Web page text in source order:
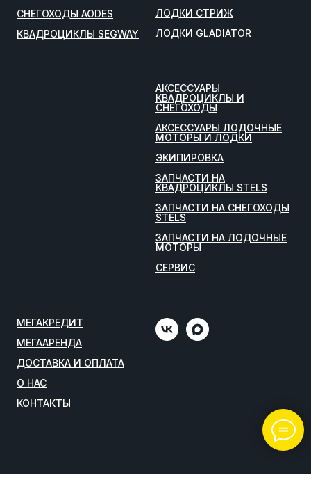
СНЕГОХОДЫ AODES
КВАДРОЦИКЛЫ SEGWAY
ЛОДКИ СТРИЖ
ЛОДКИ GLADIATOR
АКСЕССУАРЫ
КВАДРОЦИКЛЫ И
СНЕГОХОДЫ
АКСЕССУАРЫ ЛОДОЧНЫЕ
МОТОРЫ И ЛОДКИ
ЭКИПИРОВКА
ЗАПЧАСТИ НА
КВАДРОЦИКЛЫ STELS
ЗАПЧАСТИ НА СНЕГОХОДЫ
STELS
ЗАПЧАСТИ НА ЛОДОЧНЫЕ
МОТОРЫ
СЕРВИС
МЕГАКРЕДИТ
МЕГААРЕНДА
ДОСТАВКА И ОПЛАТА
О НАС
КОНТАКТЫ